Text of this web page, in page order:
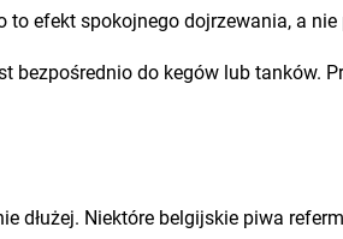
efekt spokojnego dojrzewania, a nie
bezpośrednio do kegów lub tanków.
dłużej. Niektóre belgijskie piwa